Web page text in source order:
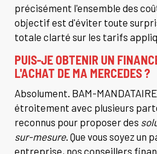
précisément l'ensemble des
objectif est d'éviter toute
totale clarté sur les tarifs
PUIS-JE OBTENIR UN
L'ACHAT DE MA MERCEDES ?
Absolument. BAM-
étroitement avec plusieurs
reconnus pour proposer des
sur-mesure. Que vous soyez un
entreprise, nos conseillers